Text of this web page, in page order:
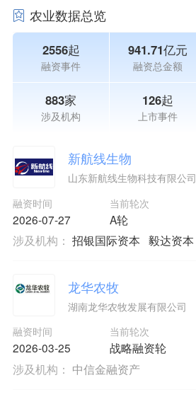
农业数据总览
2556起
融资事件
941.71亿元
融资总金额
883家
涉及机构
126起
上市事件
新航线生物
山东新航线生物科技有限公司
融资时间
2026-07-27
当前轮次
A轮
涉及机构： 招银国际资本 毅达资本
龙华农牧
湖南龙华农牧发展有限公司
融资时间
2026-03-25
当前轮次
战略融资轮
涉及机构： 中信金融资产